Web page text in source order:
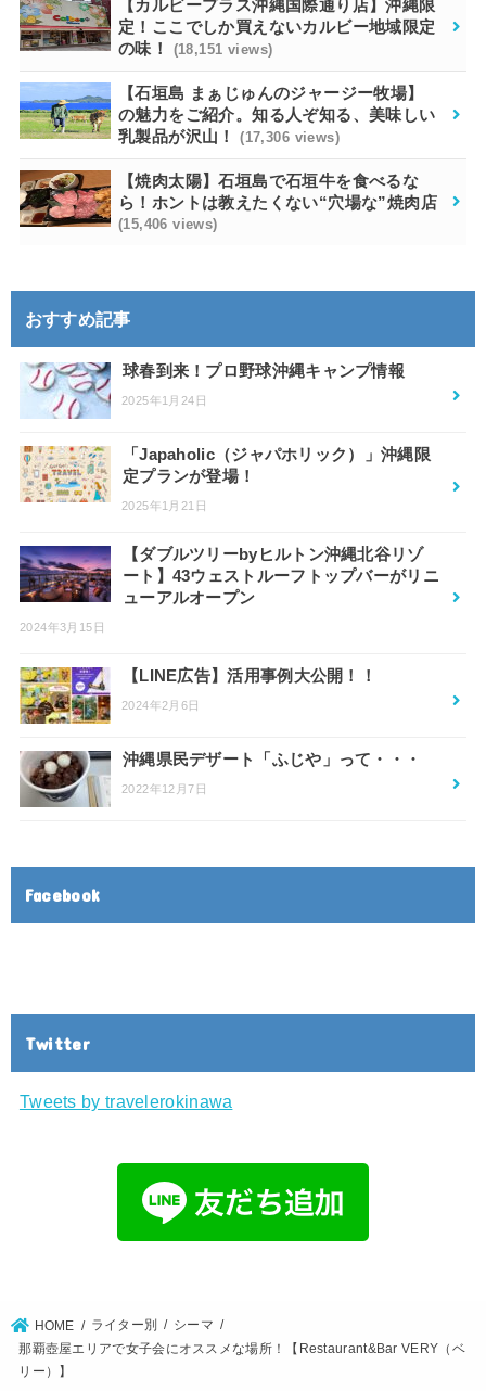
【カルビープラス沖縄国際通り店】沖縄限
定！ここでしか買えないカルビー地域限定
の味！
(18,151 views)
【石垣島 まぁじゅんのジャージー牧場】
の魅力をご紹介。知る人ぞ知る、美味しい
乳製品が沢山！
(17,306 views)
【焼肉太陽】石垣島で石垣牛を食べるな
ら！ホントは教えたくない“穴場な”焼肉店
(15,406 views)
おすすめ記事
球春到来！プロ野球沖縄キャンプ情報
2025年1月24日
「Japaholic（ジャパホリック）」沖縄限
定プランが登場！
2025年1月21日
【ダブルツリーbyヒルトン沖縄北谷リゾ
ート】43ウェストルーフトップバーがリニ
ューアルオープン
2024年3月15日
【LINE広告】活用事例大公開！！
2024年2月6日
沖縄県民デザート「ふじや」って・・・
2022年12月7日
Facebook
Twitter
Tweets by travelerokinawa
HOME ライター別
シーマ
那覇壺屋エリアで女子会にオススメな場所！【Restaurant&Bar VERY（ベ
リー）】